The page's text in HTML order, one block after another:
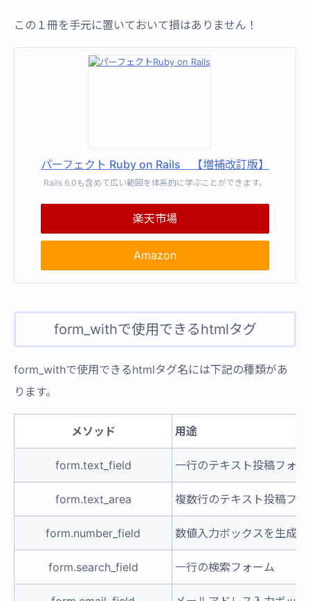
この１冊を手元に置いておいて損はありません！
パーフェクト Ruby on Rails 【増補改訂版】
Rails 6.0も含めて広い範囲を体系的に学ぶことができます。
楽天市場
Amazon
form_withで使用できるhtmlタグ
form_withで使用できるhtmlタグ名には下記の種類があ
ります。
メソッド 用途
form.text_field 一行のテキスト投稿フォ
form.text_area 複数行のテキスト投稿フ
form.number_field 数値入力ボックスを生成
form.search_field 一行の検索フォーム